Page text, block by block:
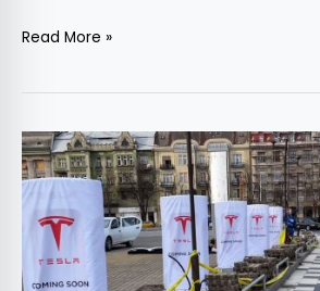
Read More »
Prima
stație
de
încărcare
Tesla
Supercharger